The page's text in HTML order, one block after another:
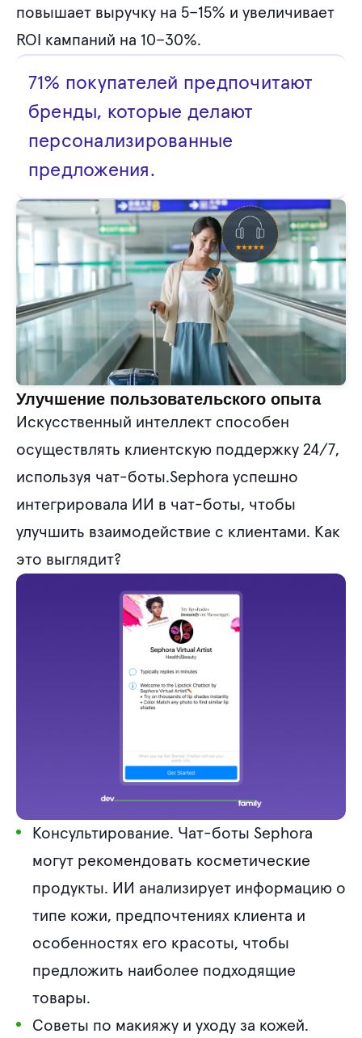
повышает выручку на 5–15% и увеличивает
ROI кампаний на 10–30%.
71% покупателей предпочитают
бренды, которые делают
персонализированные
предложения.
Улучшение пользовательского опыта
Искусственный интеллект способен
осуществлять клиентскую поддержку 24/7,
используя чат-боты.Sephora успешно
интегрировала ИИ в чат-боты, чтобы
улучшить взаимодействие с клиентами. Как
это выглядит?
Консультирование. Чат-боты Sephora
могут рекомендовать косметические
продукты. ИИ анализирует информацию о
типе кожи, предпочтениях клиента и
особенностях его красоты, чтобы
предложить наиболее подходящие
товары.
Советы по макияжу и уходу за кожей.